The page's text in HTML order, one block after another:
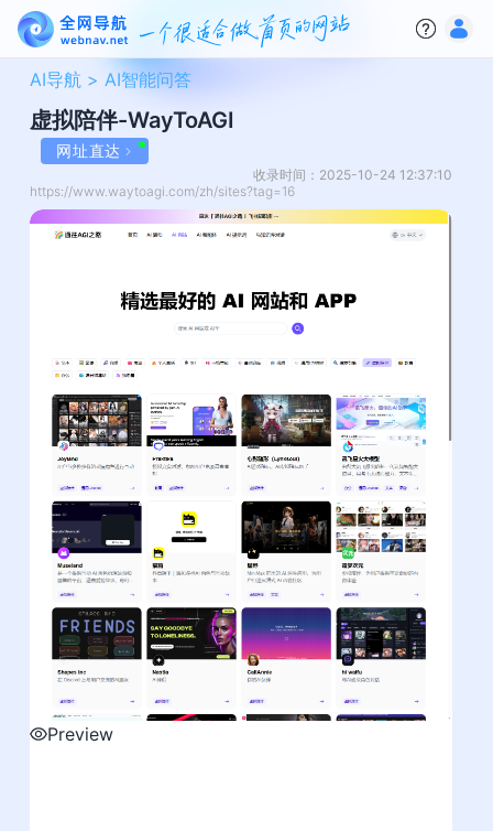
AI导航 >AI智能问答
虚拟陪伴-WayToAGI
网址直达
收录时间：2025-10-24 12:37:10
https://www.waytoagi.com/zh/sites?tag=16
Preview